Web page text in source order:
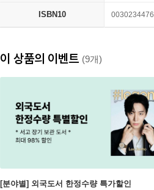
ISBN10 0030234476
이 상품의 이벤트 (9개)
[분야별] 외국도서 한정수량 특가할인